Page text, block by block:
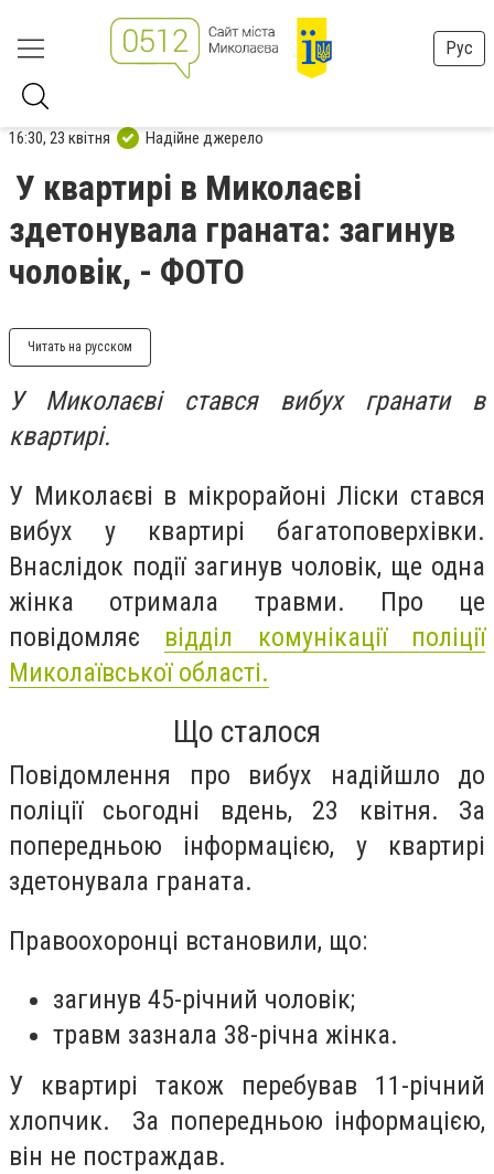
Рус
16:30, 23 квітня Надійне джерело
У квартирі в Миколаєві
здетонувала граната: загинув
чоловік, - ФОТО
Читать на русском
У Миколаєві стався вибух гранати в
квартирі.
У Миколаєві в мікрорайоні Ліски стався
вибух у квартирі багатоповерхівки.
Внаслідок події загинув чоловік, ще одна
жінка отримала травми. Про це
повідомляє відділ комунікації поліції
Миколаївської області.
Що сталося
Повідомлення про вибух надійшло до
поліції сьогодні вдень, 23 квітня. За
попередньою інформацією, у квартирі
здетонувала граната.
Правоохоронці встановили, що:
загинув 45-річний чоловік;
травм зазнала 38-річна жінка.
У квартирі також перебував 11-річний
хлопчик. За попередньою інформацією,
він не постраждав.